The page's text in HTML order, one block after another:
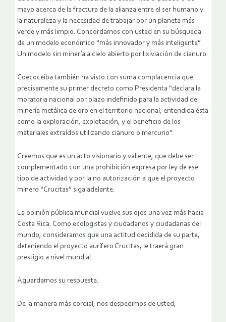
mayo acerca de la fractura de la alianza entre el ser humano y
la naturaleza y la necesidad de trabajar por un planeta más
verde y más limpio. Concordamos con usted en su búsqueda
de un modelo económico “más innovador y más inteligente”.
Un modelo sin minería a cielo abierto por lixiviación de cianuro.
Coecoceiba también ha visto con suma complacencia que
precisamente su primer decreto como Presidenta “declara la
moratoria nacional por plazo indefinido para la actividad de
minería metálica de oro en el territorio nacional, entendida ésta
como la exploración, explotación, y el beneficio de los
materiales extraídos utilizando cianuro o mercurio”.
Creemos que es un acto visionario y valiente, que debe ser
complementado con una prohibición expresa por ley de ese
tipo de actividad y por la no autorización a que el proyecto
minero “Crucitas” siga adelante.
La opinión pública mundial vuelve sus ojos una vez más hacia
Costa Rica. Como ecologistas y ciudadanos y ciudadanas del
mundo, consideramos que una actitud decidida de su parte,
deteniendo el proyecto aurífero Crucitas, le traerá gran
prestigio a nivel mundial.
Aguardamos su respuesta.
De la manera más cordial, nos despedimos de usted,